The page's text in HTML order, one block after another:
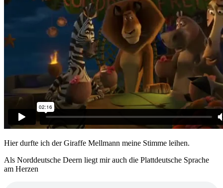
Hier durfte ich der Giraffe Mellmann meine Stimme leihen.
Als Norddeutsche Deern liegt mir auch die Plattdeutsche Sprache
am Herzen